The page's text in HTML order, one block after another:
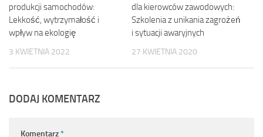
produkcji samochodów:
Lekkość, wytrzymałość i
wpływ na ekologię
3 KWIETNIA 2022
dla kierowców zawodowych:
Szkolenia z unikania zagrożeń
i sytuacji awaryjnych
27 KWIETNIA 2020
DODAJ KOMENTARZ
Komentarz*